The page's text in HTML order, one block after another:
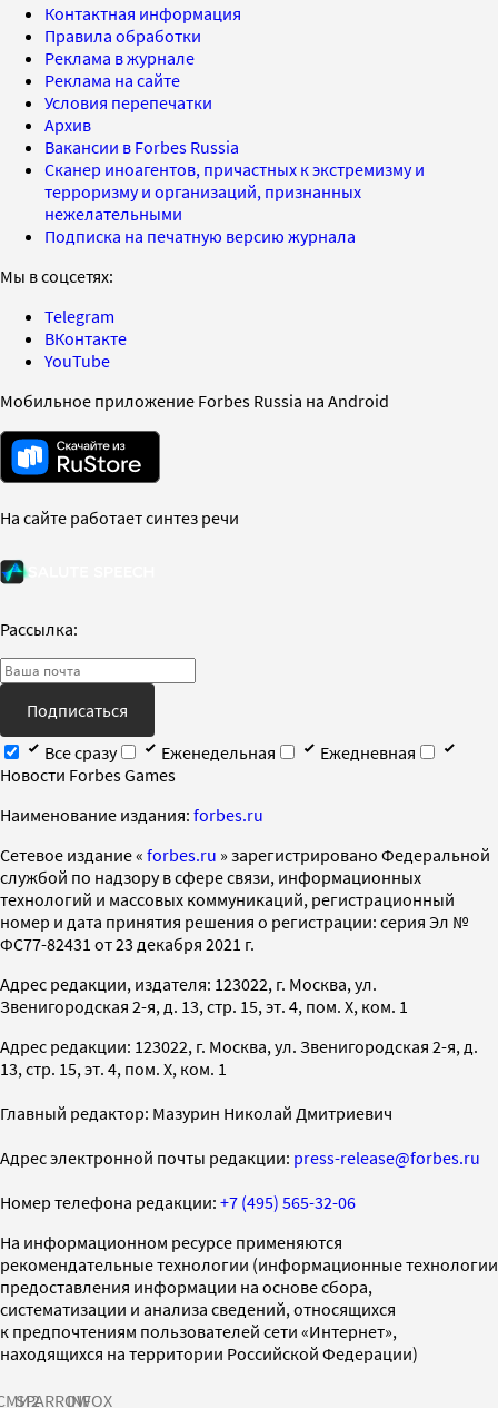
Контактная информация
Правила обработки
Реклама в журнале
Реклама на сайте
Условия перепечатки
Архив
Вакансии в Forbes Russia
Сканер иноагентов, причастных к экстремизму и
терроризму и организаций, признанных
нежелательными
Подписка на печатную версию журнала
Мы в соцсетях:
Telegram
ВКонтакте
YouTube
Мобильное приложение Forbes Russia на Android
На сайте работает синтез речи
Рассылка:
Подписаться
Все сразу
Еженедельная
Ежедневная
Новости Forbes Games
Наименование издания: forbes.ru
Cетевое издание « forbes.ru » зарегистрировано Федеральной
службой по надзору в сфере связи, информационных
технологий и массовых коммуникаций, регистрационный
номер и дата принятия решения о регистрации: серия Эл №
ФС77-82431 от 23 декабря 2021 г.
Адрес редакции, издателя: 123022, г. Москва, ул.
Звенигородская 2-я, д. 13, стр. 15, эт. 4, пом. X, ком. 1
Адрес редакции: 123022, г. Москва, ул. Звенигородская 2-я, д.
13, стр. 15, эт. 4, пом. X, ком. 1
Главный редактор: Мазурин Николай Дмитриевич
Адрес электронной почты редакции: press-release@forbes.ru
Номер телефона редакции: +7 (495) 565-32-06
На информационном ресурсе применяются
рекомендательные технологии (информационные технологии
предоставления информации на основе сбора,
систематизации и анализа сведений, относящихся
к предпочтениям пользователей сети «Интернет»,
находящихся на территории Российской Федерации)
SPARROWINFOX